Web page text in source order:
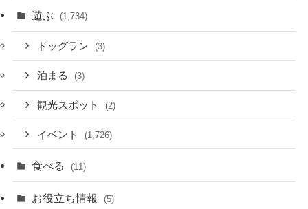
遊ぶ (1,734)
ドッグラン (3)
泊まる (3)
観光スポット (2)
イベント (1,726)
食べる (11)
お役立ち情報 (5)